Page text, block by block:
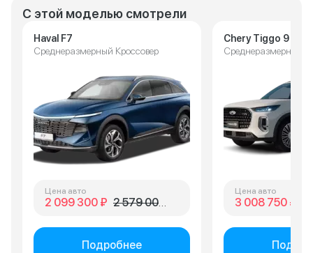
С этой моделью смотрели
Haval F7
Среднеразмерный Кроссовер
Цена авто
2 099 300 ₽ 2 579 000 ₽
Подробнее
Chery Tiggo 9
Среднеразмерный
Цена авто
3 008 750 ₽